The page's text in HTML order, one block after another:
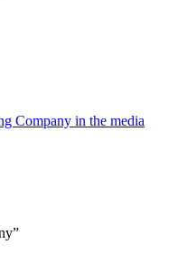
Company in the media